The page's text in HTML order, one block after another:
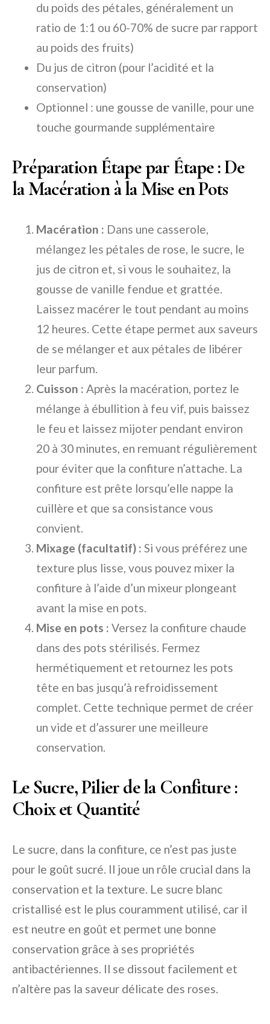
du poids des pétales, généralement un
ratio de 1:1 ou 60-70% de sucre par rapport
au poids des fruits)
Du jus de citron (pour l’acidité et la
conservation)
Optionnel : une gousse de vanille, pour une
touche gourmande supplémentaire
Préparation Étape par Étape : De
la Macération à la Mise en Pots
Macération : Dans une casserole,
mélangez les pétales de rose, le sucre, le
jus de citron et, si vous le souhaitez, la
gousse de vanille fendue et grattée.
Laissez macérer le tout pendant au moins
12 heures. Cette étape permet aux saveurs
de se mélanger et aux pétales de libérer
leur parfum.
Cuisson : Après la macération, portez le
mélange à ébullition à feu vif, puis baissez
le feu et laissez mijoter pendant environ
20 à 30 minutes, en remuant régulièrement
pour éviter que la confiture n’attache. La
confiture est prête lorsqu’elle nappe la
cuillère et que sa consistance vous
convient.
Mixage (facultatif) : Si vous préférez une
texture plus lisse, vous pouvez mixer la
confiture à l’aide d’un mixeur plongeant
avant la mise en pots.
Mise en pots : Versez la confiture chaude
dans des pots stérilisés. Fermez
hermétiquement et retournez les pots
tête en bas jusqu’à refroidissement
complet. Cette technique permet de créer
un vide et d’assurer une meilleure
conservation.
Le Sucre, Pilier de la Confiture :
Choix et Quantité
Le sucre, dans la confiture, ce n’est pas juste
pour le goût sucré. Il joue un rôle crucial dans la
conservation et la texture. Le sucre blanc
cristallisé est le plus couramment utilisé, car il
est neutre en goût et permet une bonne
conservation grâce à ses propriétés
antibactériennes. Il se dissout facilement et
n’altère pas la saveur délicate des roses.